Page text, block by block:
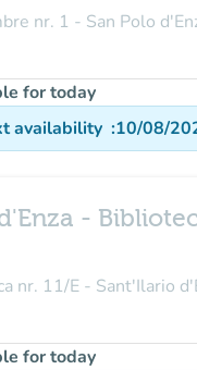
nr. 1 - San Polo
for today
availability :10/08/
-
nr. 11/E - Sant'Ilario
for today